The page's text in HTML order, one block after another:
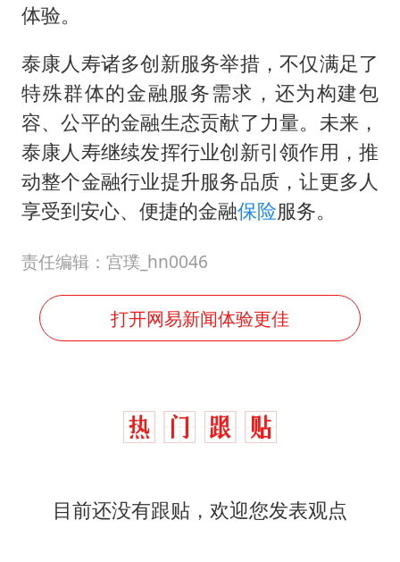
体验。
泰康人寿诸多创新服务举措，不仅满足了
特殊群体的金融服务需求，还为构建包
容、公平的金融生态贡献了力量。未来，
泰康人寿继续发挥行业创新引领作用，推
动整个金融行业提升服务品质，让更多人
享受到安心、便捷的金融保险服务。
责任编辑：宫璞_hn0046
打开网易新闻体验更佳
目前还没有跟贴，欢迎您发表观点